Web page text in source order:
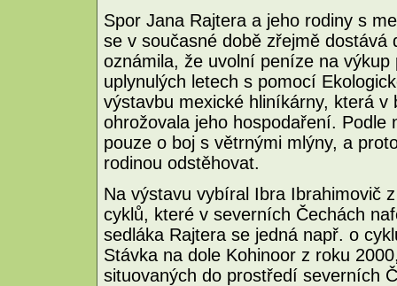
Spor Jana Rajtera a jeho rodiny s
se v současné době zřejmě dostává
oznámila, že uvolní peníze na
uplynulých letech s pomocí
výstavbu mexické hliníkárny, která
ohrožovala jeho hospodaření. Podle
pouze o boj s větrnými mlýny, a
rodinou odstěhovat.
Na výstavu vybíral Ibra Ibrahimovič
cyklů, které v severních Čechách
sedláka Rajtera se jedná např. o
Stávka na dole Kohinoor z roku
situovaných do prostředí severních